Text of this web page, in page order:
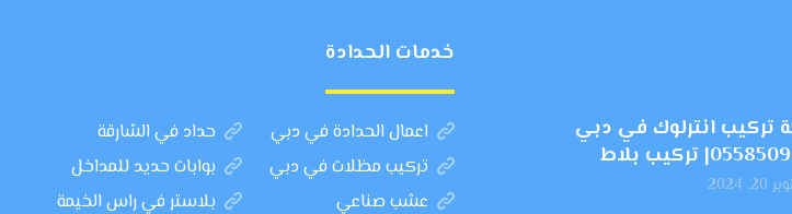
تركيب انترلوك في دبي
2024
خدمات الحدادة
اعمال الحدادة في دبي
حداد في الشارقة
تركيب مظلات في دبي
بوابات حديد للمداخل
عشب صناعي
بلاستر في راس الخيمة